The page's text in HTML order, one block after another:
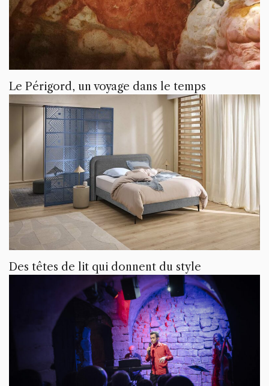
Le Périgord, un voyage dans le temps
Des têtes de lit qui donnent du style